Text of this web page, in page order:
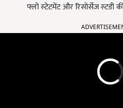
फ्लो स्‍टेटमेंट और रिसोर्सेज स्‍टडी